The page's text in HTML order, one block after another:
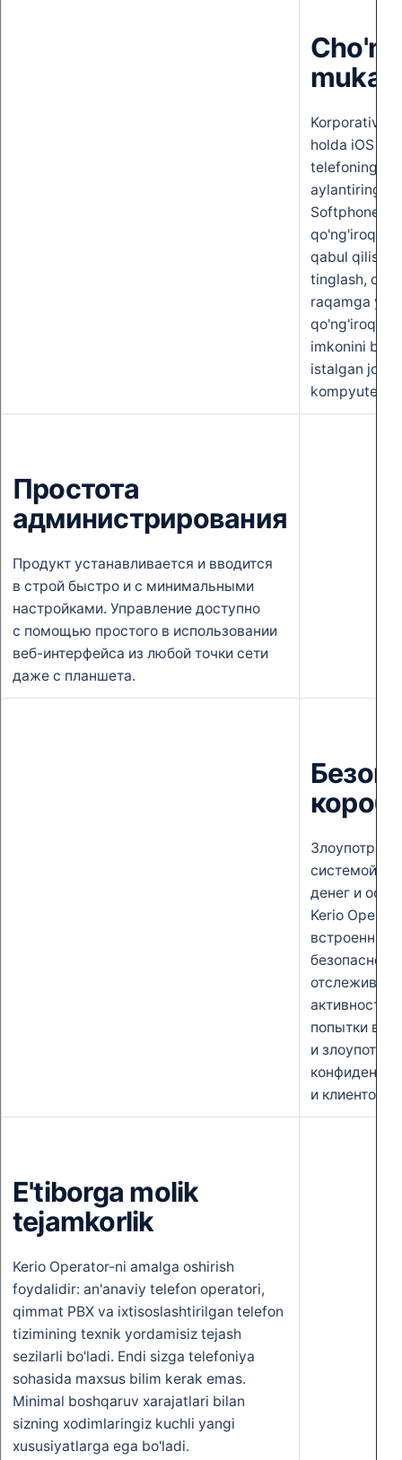
Korporativ
holda iOS
aylantiring!
Softphone
qabul qilish,
tinglash,
raqamga
qo'ng'iroqlar
imkonini
istalgan
kompyuter
Простота
администрирования
Продукт устанавливается и вводится
в строй быстро и с минимальными
настройками. Управление доступно
с помощью простого в использовании
веб-интерфейса из любой точки сети
даже с планшета.
системой
денег и
Kerio
встроенные
активность
попытки
и
и клиентов.
E'tiborga molik
tejamkorlik
Kerio Operator-ni amalga oshirish
foydalidir: an'anaviy telefon operatori,
qimmat PBX va ixtisoslashtirilgan telefon
tizimining texnik yordamisiz tejash
sezilarli bo'ladi. Endi sizga telefoniya
sohasida maxsus bilim kerak emas.
Minimal boshqaruv xarajatlari bilan
sizning xodimlaringiz kuchli yangi
xususiyatlarga ega bo'ladi.